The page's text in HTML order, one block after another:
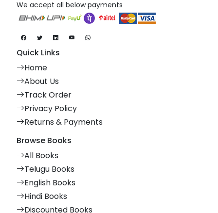
We accept all below payments
Quick Links
Home
About Us
Track Order
Privacy Policy
Returns & Payments
Browse Books
All Books
Telugu Books
English Books
Hindi Books
Discounted Books